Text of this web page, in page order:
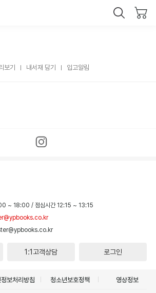
보기 내서재 담기 입고알림
~ 18:00 / 점심시간 12:15 ~ 13:15
1:1고객상담 로그인
보처리방침 청소년보호정책 영상정보